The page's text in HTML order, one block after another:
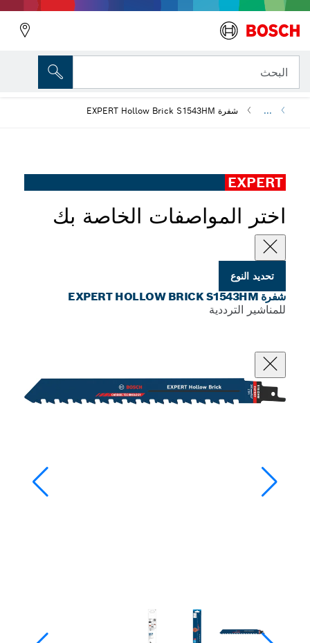
البحث
... شفرة EXPERT Hollow Brick S1543HM
EXPERT
اختر المواصفات الخاصة بك
تحديد النوع
شفرة EXPERT HOLLOW BRICK S1543HM
للمناشير الترددية
المتغير الذي اخترته
شفرة EXPERT Hollow Brick S1543HM